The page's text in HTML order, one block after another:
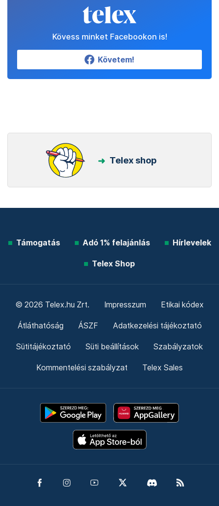
Kövess minket Facebookon is!
Követem!
Telex shop
Támogatás Adó 1% felajánlás Hírlevelek
Telex Shop
© 2026 Telex.hu Zrt. Impresszum Etikai kódex
Átláthatóság ÁSZF Adatkezelési tájékoztató
Sütitájékoztató Süti beállítások Szabályzatok
Kommentelési szabályzat Telex Sales